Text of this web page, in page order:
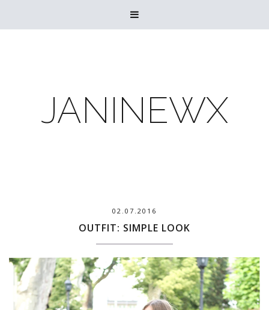

JANINEWX
02.07.2016
OUTFIT: SIMPLE LOOK